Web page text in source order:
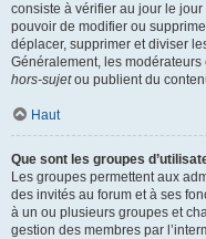
consiste à vérifier au jour le
pouvoir de modifier ou
déplacer, supprimer et diviser
Généralement, les
hors-sujetou publient du
Haut
Que sont les groupes
Les groupes permettent aux
des invités au forum et à ses
à un ou plusieurs groupes et
gestion des membres par